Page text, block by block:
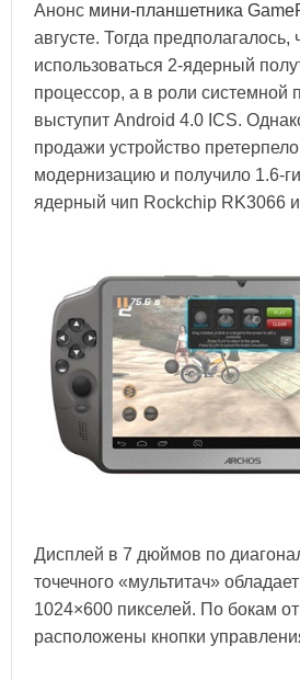
Анонс мини-планшетника
августе. Тогда предполагалось,
использоваться 2-ядерный
процессор, а в роли системной
выступит Android 4.0 ICS.
продажи устройство
модернизацию и получило 1.6-
ядерный чип Rockchip RK3066
Дисплей в 7 дюймов по
точечного «мультитач»
1024×600 пикселей. По бокам
расположены кнопки